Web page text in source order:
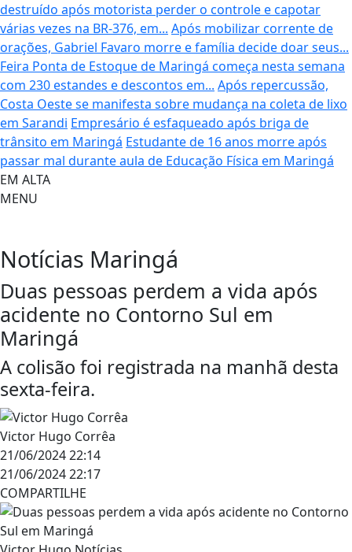
destruído após motorista perder o controle e capotar
várias vezes na BR-376, em... Após mobilizar corrente de
orações, Gabriel Favaro morre e família decide doar seus...
Feira Ponta de Estoque de Maringá começa nesta semana
com 230 estandes e descontos em... Após repercussão,
Costa Oeste se manifesta sobre mudança na coleta de lixo
em Sarandi Empresário é esfaqueado após briga de
trânsito em Maringá Estudante de 16 anos morre após
passar mal durante aula de Educação Física em Maringá
EM ALTA
MENU
Notícias Maringá
Duas pessoas perdem a vida após
acidente no Contorno Sul em
Maringá
A colisão foi registrada na manhã desta
sexta-feira.
Victor Hugo Corrêa
21/06/2024 22:14
21/06/2024 22:17
COMPARTILHE